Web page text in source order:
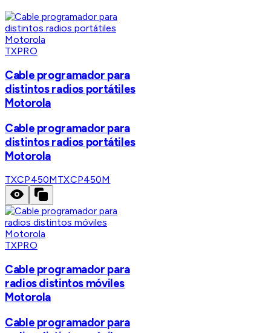
TXPRO
Cable programador para
distintos radios portátiles
Motorola
Cable programador para
distintos radios portátiles
Motorola
TXCP450MTXCP450M
TXPRO
Cable programador para
radios distintos móviles
Motorola
Cable programador para